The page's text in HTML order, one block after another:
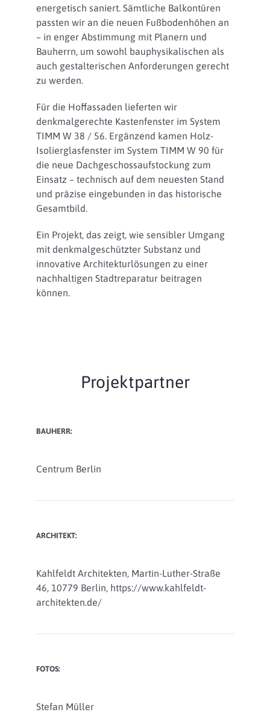
energetisch saniert. Sämtliche Balkontüren
passten wir an die neuen Fußbodenhöhen an
– in enger Abstimmung mit Planern und
Bauherrn, um sowohl bauphysikalischen als
auch gestalterischen Anforderungen gerecht
zu werden.
Für die Hoffassaden lieferten wir
denkmalgerechte Kastenfenster im System
TIMM W 38 / 56. Ergänzend kamen Holz-
Isolierglasfenster im System TIMM W 90 für
die neue Dachgeschossaufstockung zum
Einsatz – technisch auf dem neuesten Stand
und präzise eingebunden in das historische
Gesamtbild.
Ein Projekt, das zeigt, wie sensibler Umgang
mit denkmalgeschützter Substanz und
innovative Architekturlösungen zu einer
nachhaltigen Stadtreparatur beitragen
können.
Projektpartner
BAUHERR:
Centrum Berlin
ARCHITEKT:
Kahlfeldt Architekten, Martin-Luther-Straße
46, 10779 Berlin, https://www.kahlfeldt-
architekten.de/
FOTOS:
Stefan Müller